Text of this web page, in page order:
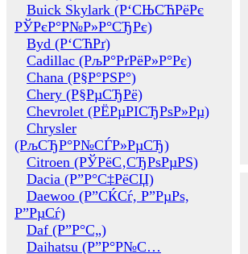
Buick Skylark (Р‘СЊСЋРёРє
РЎРєР°Р№Р»Р°СЂРє)
Byd (Р‘СЋРґ)
Cadillac (РљР°РґРёР»Р°Рє)
Chana (Р§Р°РЅР°)
Chery (Р§РµСЂРё)
Chevrolet (РЁРµРІСЂРѕР»Рµ)
Chrysler
(РљСЂР°Р№СЃР»РµСЂ)
Citroen (РЎРёС‚СЂРѕРµРЅ)
Dacia (Р”Р°С‡РёСЏ)
Daewoo (Р”СЌСѓ, Р”РµРѕ,
Р”РµСѓ)
Daf (Р”Р°С„)
Daihatsu (Р”Р°Р№С…